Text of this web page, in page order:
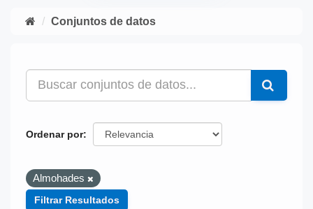
Conjuntos de datos
Ordenar por
Almohades
Filtrar Resultados